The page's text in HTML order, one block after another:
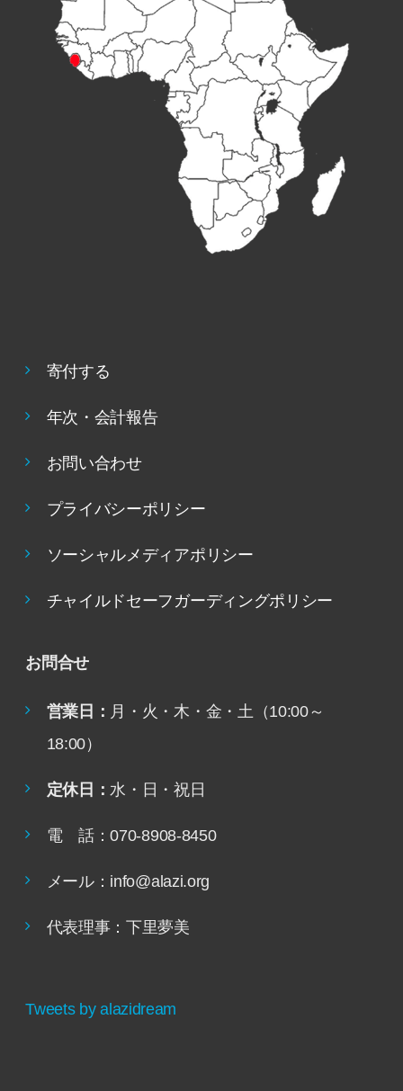
寄付する
年次・会計報告
お問い合わせ
プライバシーポリシー
ソーシャルメディアポリシー
チャイルドセーフガーディングポリシー
お問合せ
営業日： 月・火・木・金・土（10:00～
18:00）
定休日：水・日・祝日
電 話：070-8908-8450
メール：info@alazi.org
代表理事：下里夢美
Tweets by alazidream